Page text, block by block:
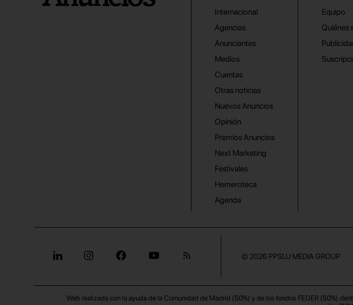
Internacional
Agencias
Anunciantes
Medios
Cuentas
Otras noticias
Nuevos Anuncios
Opinión
Premios Anuncios
Next Marketing
Festivales
Hemeroteca
Agenda
Equipo
Quiénes
© 2026 PPSLU MEDIA GROUP
Web realizada con la ayuda de la Comunidad de Madrid (50%) y de los fondos FEDER (50%)